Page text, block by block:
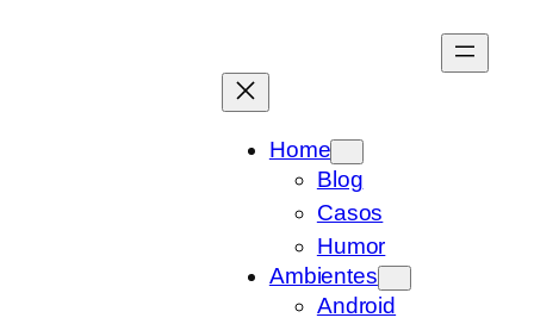
Home
Blog
Casos
Humor
Ambientes
Android